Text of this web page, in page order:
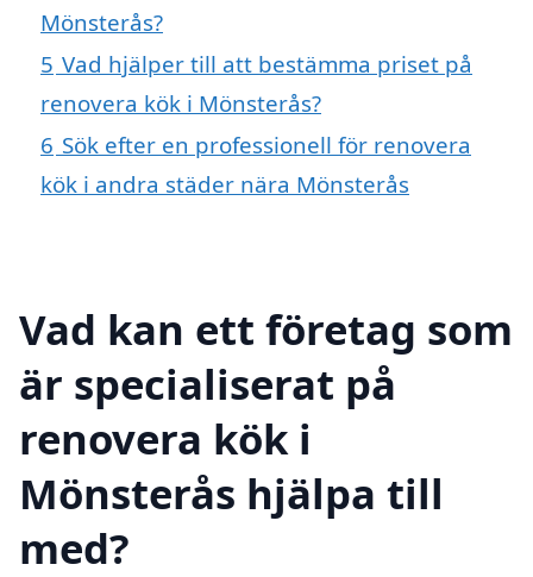
Mönsterås?
5 Vad hjälper till att bestämma priset på
renovera kök i Mönsterås?
6 Sök efter en professionell för renovera
kök i andra städer nära Mönsterås
Vad kan ett företag som
är specialiserat på
renovera kök i
Mönsterås hjälpa till
med?